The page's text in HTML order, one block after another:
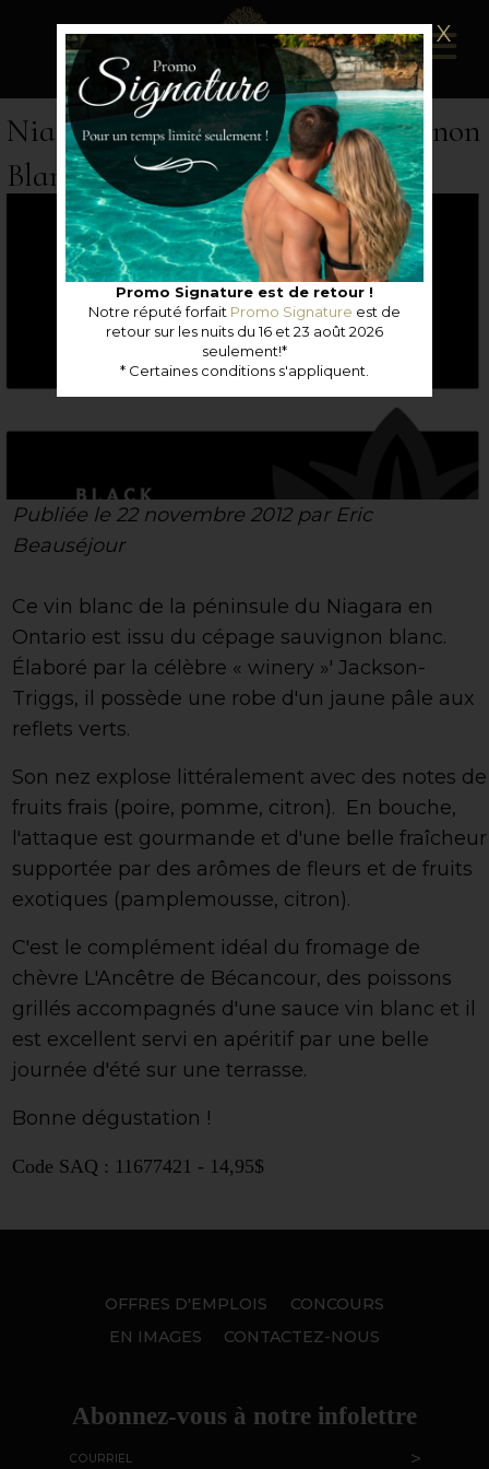
X
Promo Signature est de retour !
Notre réputé forfait Promo Signature est de
retour sur les nuits du 16 et 23 août 2026
seulement!*
* Certaines conditions s'appliquent.
Niagara Peninsula, VQA, Sauvignon
Blanc, Black Reserve, 2011
Publiée le 22 novembre 2012 par Eric
Beauséjour
Ce vin blanc de la péninsule du Niagara en
Ontario est issu du cépage sauvignon blanc.
Élaboré par la célèbre « winery »' Jackson-
Triggs, il possède une robe d'un jaune pâle aux
reflets verts.
Son nez explose littéralement avec des notes de
fruits frais (poire, pomme, citron). En bouche,
l'attaque est gourmande et d'une belle fraîcheur
supportée par des arômes de fleurs et de fruits
exotiques (pamplemousse, citron).
C'est le complément idéal du fromage de
chèvre L'Ancêtre de Bécancour, des poissons
grillés accompagnés d'une sauce vin blanc et il
est excellent servi en apéritif par une belle
journée d'été sur une terrasse.
Bonne dégustation !
Code SAQ : 11677421 - 14,95$
CONCOURS
OFFRES D'EMPLOIS
Abonnez-vous à notre infolettre
EN IMAGES CONTACTEZ-NOUS